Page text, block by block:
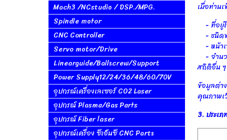
เมื่อท่าน
- ที่อยู่
- ชนิดข
- หน้าเ
- จำนว
สถิติอื่น ๆ
ข้อมูลต่า
คุณภาพเ
3. ประเ
Mach3 /NCstudio / DSP./MPG.
Spindle motor
CNC Controller
Servo motor/Drive
Linearguide/Ballscrew/Support
Power Supply12/24/36/48/60/70V
อุปกรณ์เครื่องเลเซอร์ CO2 Laser
อุปกรณ์ Plasma/Gas Parts
อุปกรณ์ Fiber laser
อุปกรณ์เครื่อง ซีเอ็นซี CNC Parts